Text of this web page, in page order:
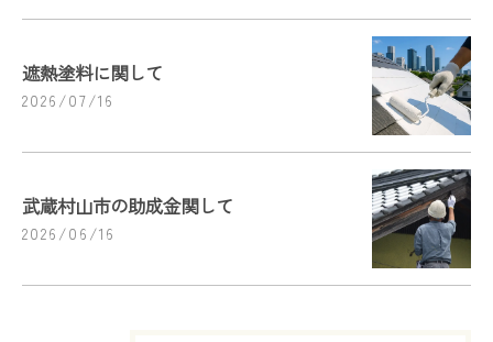
遮熱塗料に関して
2026/07/16
武蔵村山市の助成金関して
2026/06/16